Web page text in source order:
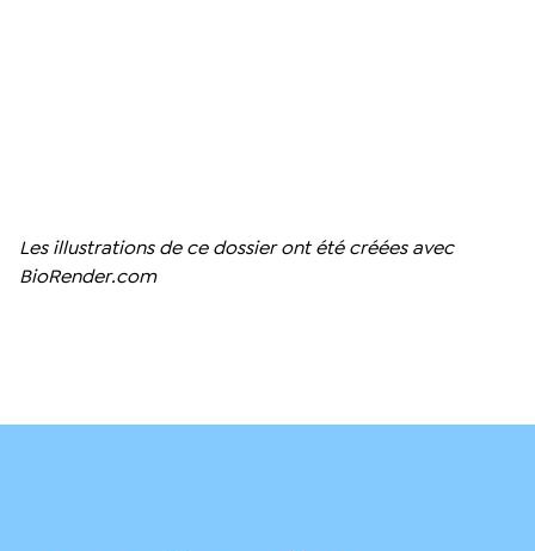
Les illustrations de ce dossier ont été créées avec
BioRender.com